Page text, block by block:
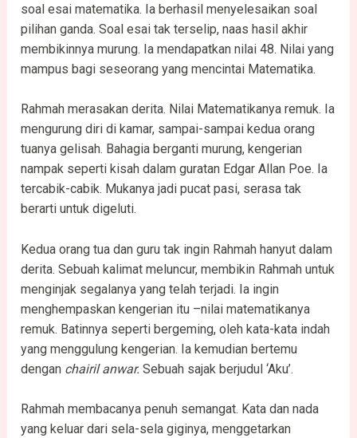
soal esai matematika. Ia berhasil menyelesaikan soal
pilihan ganda. Soal esai tak terselip, naas hasil akhir
membikinnya murung. Ia mendapatkan nilai 48. Nilai yang
mampus bagi seseorang yang mencintai Matematika.
Rahmah merasakan derita. Nilai Matematikanya remuk. Ia
mengurung diri di kamar, sampai-sampai kedua orang
tuanya gelisah. Bahagia berganti murung, kengerian
nampak seperti kisah dalam guratan Edgar Allan Poe. Ia
tercabik-cabik. Mukanya jadi pucat pasi, serasa tak
berarti untuk digeluti.
Kedua orang tua dan guru tak ingin Rahmah hanyut dalam
derita. Sebuah kalimat meluncur, membikin Rahmah untuk
menginjak segalanya yang telah terjadi. Ia ingin
menghempaskan kengerian itu –nilai matematikanya
remuk. Batinnya seperti bergeming, oleh kata-kata indah
yang menggulung kengerian. Ia kemudian bertemu
dengan chairil anwar. Sebuah sajak berjudul ‘Aku’.
Rahmah membacanya penuh semangat. Kata dan nada
yang keluar dari sela-sela giginya, menggetarkan